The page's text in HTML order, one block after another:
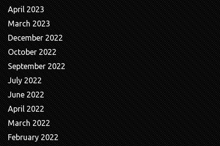
April 2023
March 2023
December 2022
October 2022
September 2022
July 2022
June 2022
April 2022
March 2022
February 2022